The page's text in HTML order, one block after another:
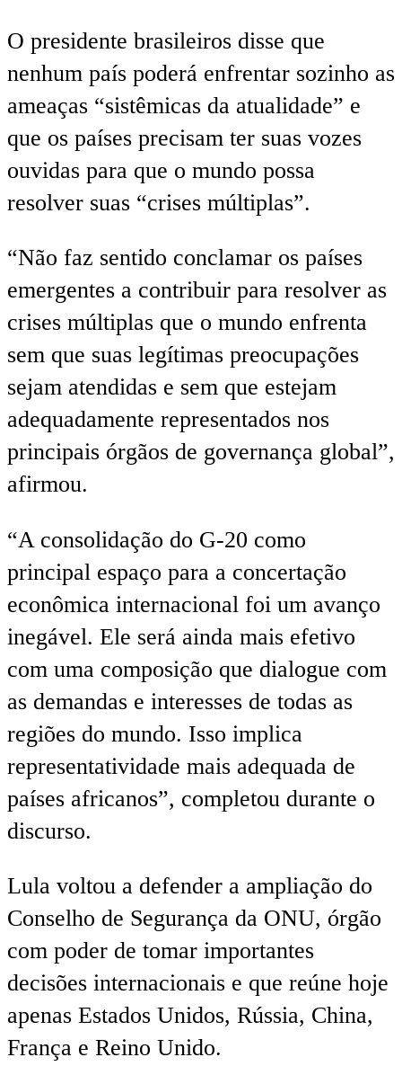
O presidente brasileiros disse que
nenhum país poderá enfrentar sozinho as
ameaças “sistêmicas da atualidade” e
que os países precisam ter suas vozes
ouvidas para que o mundo possa
resolver suas “crises múltiplas”.
“Não faz sentido conclamar os países
emergentes a contribuir para resolver as
crises múltiplas que o mundo enfrenta
sem que suas legítimas preocupações
sejam atendidas e sem que estejam
adequadamente representados nos
principais órgãos de governança global”,
afirmou.
“A consolidação do G-20 como
principal espaço para a concertação
econômica internacional foi um avanço
inegável. Ele será ainda mais efetivo
com uma composição que dialogue com
as demandas e interesses de todas as
regiões do mundo. Isso implica
representatividade mais adequada de
países africanos”, completou durante o
discurso.
Lula voltou a defender a ampliação do
Conselho de Segurança da ONU, órgão
com poder de tomar importantes
decisões internacionais e que reúne hoje
apenas Estados Unidos, Rússia, China,
França e Reino Unido.